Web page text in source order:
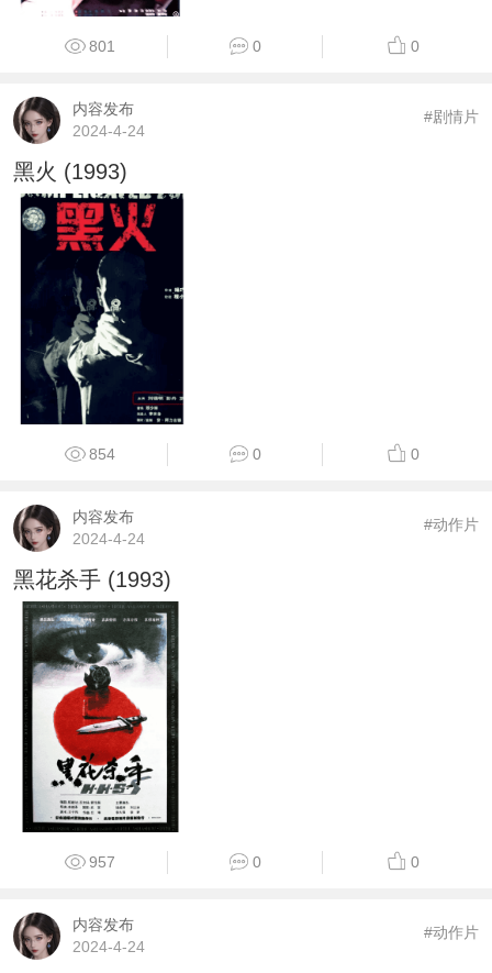
801 0 0
内容发布
2024-4-24
#剧情片
黑火 (1993)
854 0 0
内容发布
2024-4-24
#动作片
黑花杀手 (1993)
957 0 0
内容发布
2024-4-24
#动作片